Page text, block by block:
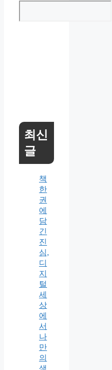
최신
글
책
한
권
에
담
긴
진
심,
디
지
털
세
상
에
서
나
만
의
색